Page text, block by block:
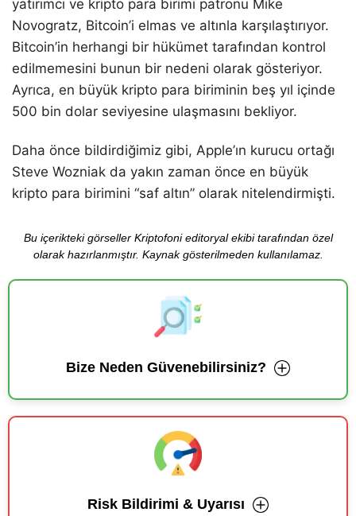
yatırımcı ve kripto para birimi patronu Mike
Novogratz, Bitcoin’i elmas ve altınla karşılaştırıyor.
Bitcoin’in herhangi bir hükümet tarafından kontrol
edilmemesini bunun bir nedeni olarak gösteriyor.
Ayrıca, en büyük kripto para biriminin beş yıl içinde
500 bin dolar seviyesine ulaşmasını bekliyor.
Daha önce bildirdiğimiz gibi, Apple’ın kurucu ortağı
Steve Wozniak da yakın zaman önce en büyük
kripto para birimini “saf altın” olarak nitelendirmişti.
Bu içerikteki görseller Kriptofoni editoryal ekibi tarafından özel
olarak hazırlanmıştır. Kaynak gösterilmeden kullanılamaz.
Bize Neden Güvenebilirsiniz?
Risk Bildirimi & Uyarısı